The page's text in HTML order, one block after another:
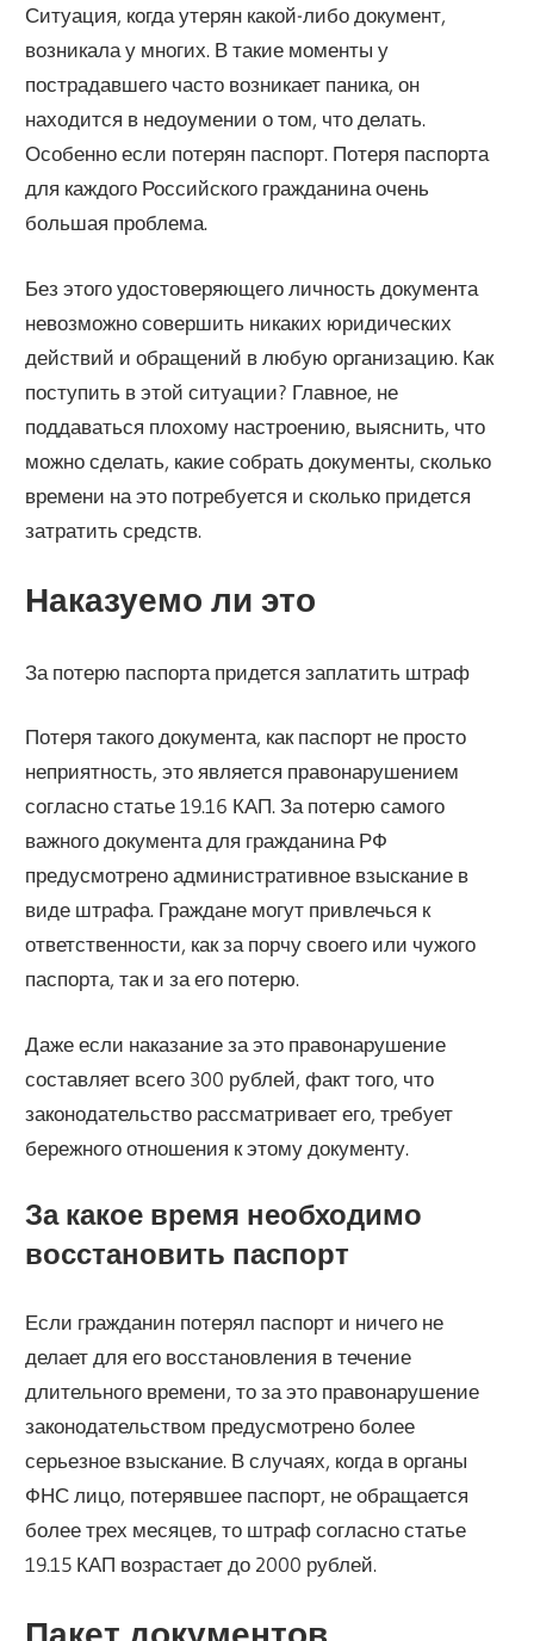
Ситуация, когда утерян какой-либо документ,
возникала у многих. В такие моменты у
пострадавшего часто возникает паника, он
находится в недоумении о том, что делать.
Особенно если потерян паспорт. Потеря паспорта
для каждого Российского гражданина очень
большая проблема.
Без этого удостоверяющего личность документа
невозможно совершить никаких юридических
действий и обращений в любую организацию. Как
поступить в этой ситуации? Главное, не
поддаваться плохому настроению, выяснить, что
можно сделать, какие собрать документы, сколько
времени на это потребуется и сколько придется
затратить средств.
Наказуемо ли это
За потерю паспорта придется заплатить штраф
Потеря такого документа, как паспорт не просто
неприятность, это является правонарушением
согласно статье 19.16 КАП. За потерю самого
важного документа для гражданина РФ
предусмотрено административное взыскание в
виде штрафа. Граждане могут привлечься к
ответственности, как за порчу своего или чужого
паспорта, так и за его потерю.
Даже если наказание за это правонарушение
составляет всего 300 рублей, факт того, что
законодательство рассматривает его, требует
бережного отношения к этому документу.
За какое время необходимо
восстановить паспорт
Если гражданин потерял паспорт и ничего не
делает для его восстановления в течение
длительного времени, то за это правонарушение
законодательством предусмотрено более
серьезное взыскание. В случаях, когда в органы
ФНС лицо, потерявшее паспорт, не обращается
более трех месяцев, то штраф согласно статье
19.15 КАП возрастает до 2000 рублей.